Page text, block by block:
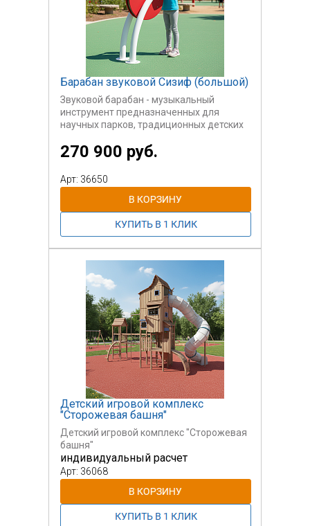
Барабан звуковой Сизиф (большой)
Звуковой барабан - музыкальный
инструмент предназначенных для
научных парков, традиционных детских
использован на инклюзивных
площадках для детей с ОВЗ.
Возраст пользователей 3-12 лет.
270 900 руб.
Арт: 36650
Детский игровой комплекс
"Сторожевая башня"
Детский игровой комплекс "Сторожевая
башня"
индивидуальный расчет
Арт: 36068